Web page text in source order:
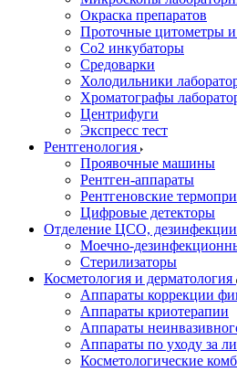
Окраска препаратов
Проточные цитометры и
Со2 инкубаторы
Средоварки
Холодильники
Хроматографы
Центрифуги
Экспресс тест
Рентгенология
Проявочные машины
Рентген-аппараты
Рентгеновские
Цифровые детекторы
Отделение ЦСО,
Моечно-
Стерилизаторы
Косметология и дерматология
Аппараты коррекции
Аппараты криотерапии
Аппараты
Аппараты по уходу за
Косметологические